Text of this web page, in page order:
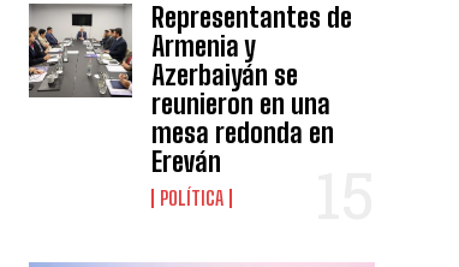
Representantes de
Armenia y
Azerbaiyán se
reunieron en una
mesa redonda en
Ereván
POLÍTICA